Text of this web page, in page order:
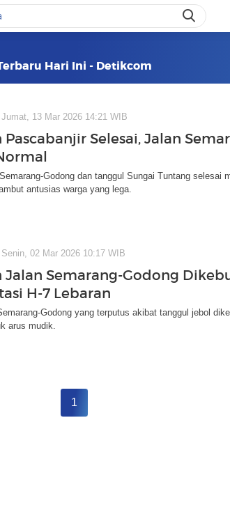
Hari Ini - Detikcom
Jumat, 13 Mar 2026 14:21 WIB
Pascabanjir Selesai, Jalan
Godong dan tanggul Sungai Tuntang selesai
antusias warga yang lega.
Senin, 02 Mar 2026 10:17 WIB
Jalan Semarang-Godong
H-7 Lebaran
Godong yang terputus akibat tanggul jebol
arus mudik.
1